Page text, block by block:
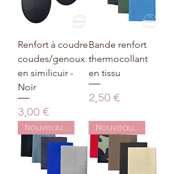
Renfort à coudre
coudes/genoux
en similicuir -
Noir
Prix
3,00 €
Bande renfort
thermocollant
en tissu
Prix
2,50 €
Nouveauté Nouveauté